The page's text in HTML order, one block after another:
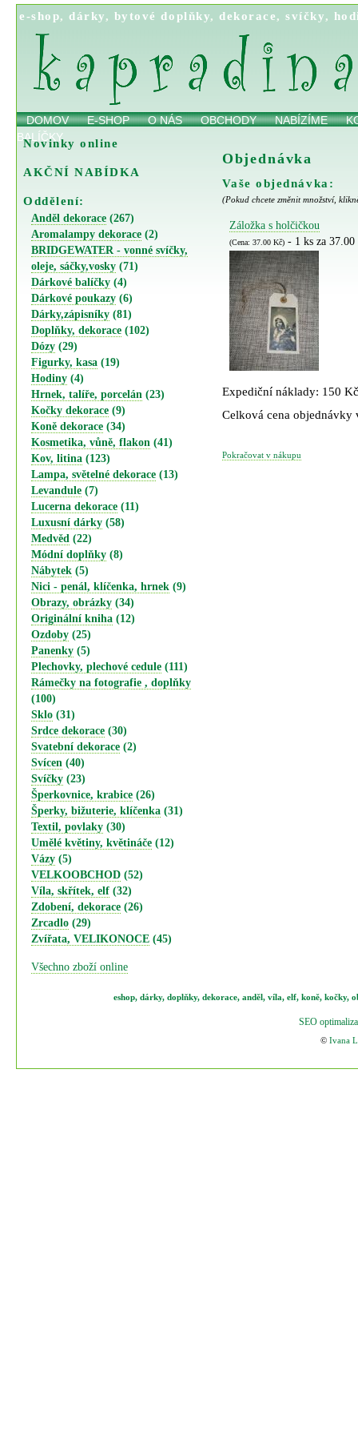
e-shop,dárky, bytové doplňky,dekorace,svíčky,
DOMOV E-SHOP O NÁS OBCHODY NABÍZÍME
BALÍČKY
Novinky online
AKČNÍ NABÍDKA
Oddělení:
Anděl dekorace (267)
Aromalampy dekorace (2)
BRIDGEWATER - vonné svíčky,
oleje, sáčky,vosky (71)
Dárkové balíčky (4)
Dárkové poukazy (6)
Dárky,zápisníky (81)
Doplňky, dekorace (102)
Dózy (29)
Figurky, kasa (19)
Hodiny (4)
Hrnek, talíře, porcelán (23)
Kočky dekorace (9)
Koně dekorace (34)
Kosmetika, vůně, flakon (41)
Kov, litina (123)
Lampa, světelné dekorace (13)
Levandule (7)
Lucerna dekorace (11)
Luxusní dárky (58)
Medvěd (22)
Módní doplňky (8)
Nábytek (5)
Nici - penál, klíčenka, hrnek (9)
Obrazy, obrázky (34)
Originální kniha (12)
Ozdoby (25)
Panenky (5)
Plechovky, plechové cedule (111)
Rámečky na fotografie , doplňky
(100)
Sklo (31)
Srdce dekorace (30)
Svatební dekorace (2)
Svícen (40)
Svíčky (23)
Šperkovnice, krabice (26)
Šperky, bižuterie, klíčenka (31)
Textil, povlaky (30)
Umělé květiny, květináče (12)
Vázy (5)
VELKOOBCHOD (52)
Víla, skřítek, elf (32)
Zdobení, dekorace (26)
Zrcadlo (29)
Zvířata, VELIKONOCE (45)
Všechno zboží online
Objednávka
Vaše objednávka:
(Pokud chcete změnit množství,
Záložka s holčičkou
(Cena: 37.00 Kč)- 1 ks za 37.00
Expediční náklady: 150 Kč
Celková cena
Pokračovat v nákupu
eshop, dárky, doplňky, dekorace, anděl, víla, elf, koně, kočky,
SEO
© Ivana